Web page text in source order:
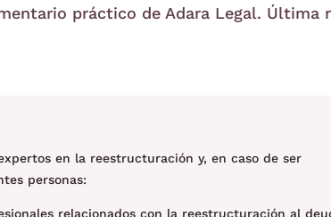
práctico de Adara Legal. Última
en la reestructuración y, en caso de ser
personas:
relacionados con la reestructuración al